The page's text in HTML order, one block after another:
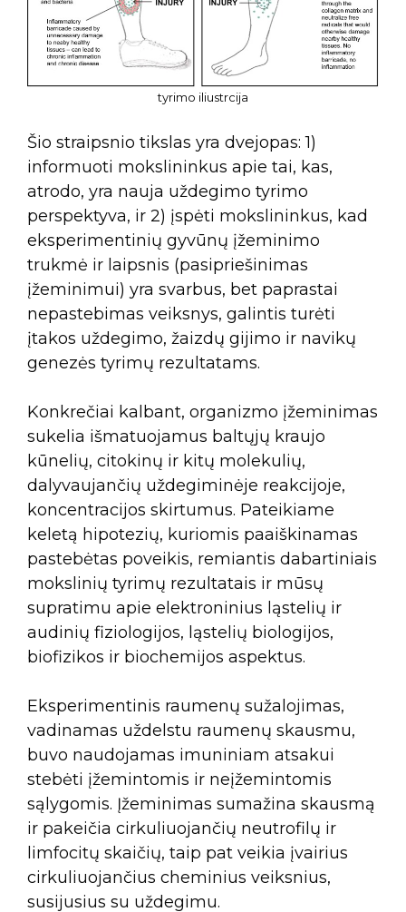
tyrimo iliustrcija
Šio straipsnio tikslas yra dvejopas: 1)
informuoti mokslininkus apie tai, kas,
atrodo, yra nauja uždegimo tyrimo
perspektyva, ir 2) įspėti mokslininkus, kad
eksperimentinių gyvūnų įžeminimo
trukmė ir laipsnis (pasipriešinimas
įžeminimui) yra svarbus, bet paprastai
nepastebimas veiksnys, galintis turėti
įtakos uždegimo, žaizdų gijimo ir navikų
genezės tyrimų rezultatams.
Konkrečiai kalbant, organizmo įžeminimas
sukelia išmatuojamus baltųjų kraujo
kūnelių, citokinų ir kitų molekulių,
dalyvaujančių uždegiminėje reakcijoje,
koncentracijos skirtumus. Pateikiame
keletą hipotezių, kuriomis paaiškinamas
pastebėtas poveikis, remiantis dabartiniais
mokslinių tyrimų rezultatais ir mūsų
supratimu apie elektroninius ląstelių ir
audinių fiziologijos, ląstelių biologijos,
biofizikos ir biochemijos aspektus.
Eksperimentinis raumenų sužalojimas,
vadinamas uždelstu raumenų skausmu,
buvo naudojamas imuniniam atsakui
stebėti įžemintomis ir neįžemintomis
sąlygomis. Įžeminimas sumažina skausmą
ir pakeičia cirkuliuojančių neutrofilų ir
limfocitų skaičių, taip pat veikia įvairius
cirkuliuojančius cheminius veiksnius,
susijusius su uždegimu.